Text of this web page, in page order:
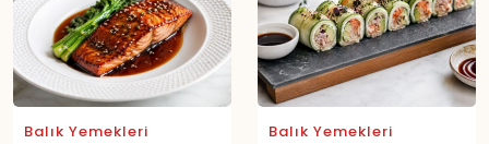
Balık Yemekleri
Balık Yemekleri